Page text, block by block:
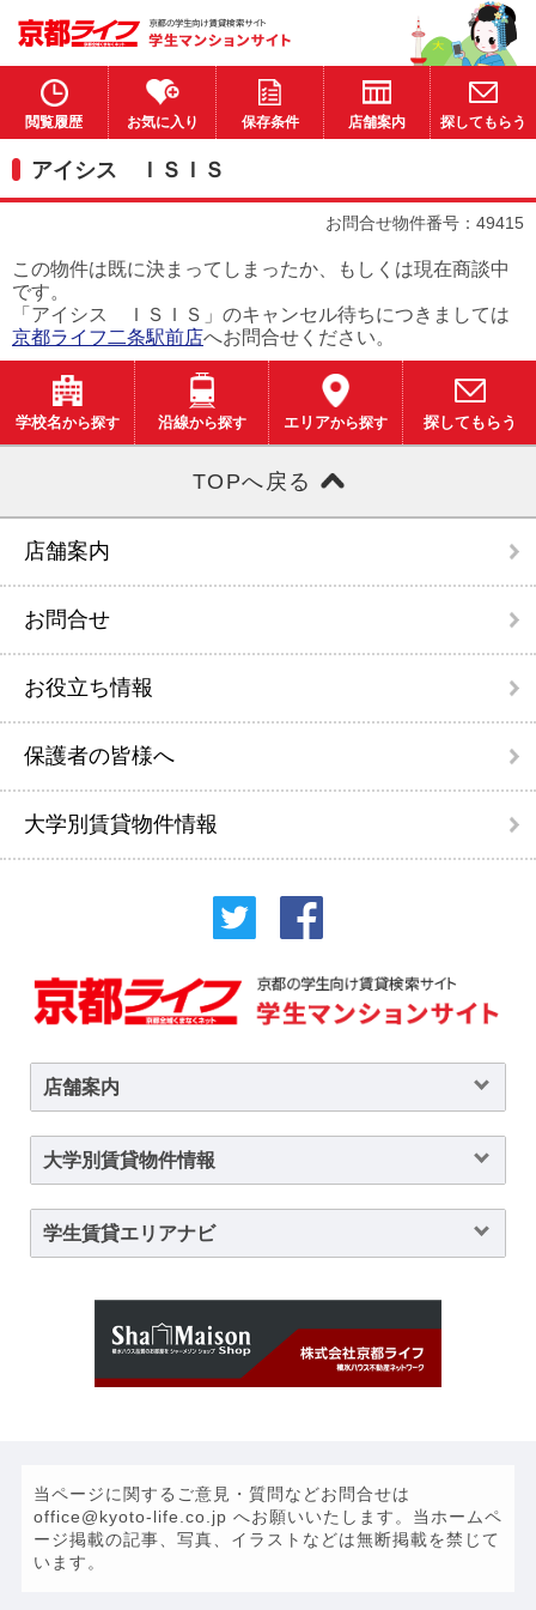
閲覧履歴 お気に入り 保存条件 店舗案内 探してもらう
アイシス ＩＳＩＳ
お問合せ物件番号：49415
この物件は既に決まってしまったか、もしくは現在商談中
です。
「アイシス ＩＳＩＳ」のキャンセル待ちにつきましては
京都ライフ二条駅前店へお問合せください。
学校名から探す 沿線から探す エリアから探す 探してもらう
TOPへ戻る
店舗案内
お問合せ
お役立ち情報
保護者の皆様へ
大学別賃貸物件情報
店舗案内
大学別賃貸物件情報
学生賃貸エリアナビ
当ページに関するご意見・質問などお問合せは
office@kyoto-life.co.jp へお願いいたします。当ホームペ
ージ掲載の記事、写真、イラストなどは無断掲載を禁じて
います。